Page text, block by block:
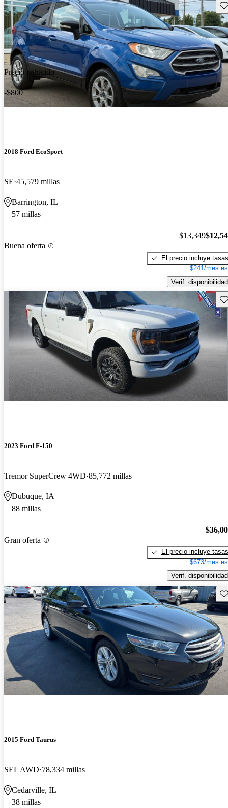
Precio reducido
-$800
2018 Ford EcoSport
SE 45,579 millas
Barrington, IL
57 millas
Buena oferta
$13,349
El precio incluye tasas
$241/mes
Verif. disponibilidad
2023 Ford F-150
Tremor SuperCrew 4WD 85,772 millas
Dubuque, IA
88 millas
Gran oferta
El precio incluye tasas
$673/mes
Verif. disponibilidad
2015 Ford Taurus
SEL AWD 78,334 millas
Cedarville, IL
38 millas